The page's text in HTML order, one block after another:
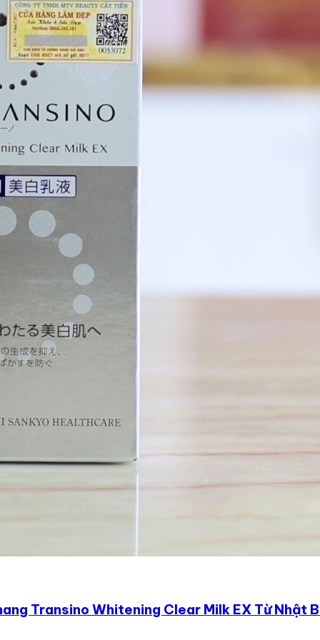
Transino Whitening Clear Milk EX Từ Nhật